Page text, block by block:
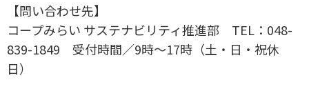
【問い合わせ先】
コープみらい サステナビリティ推進部 TEL：048-
839-1849 受付時間／9時～17時（土・日・祝休
日）